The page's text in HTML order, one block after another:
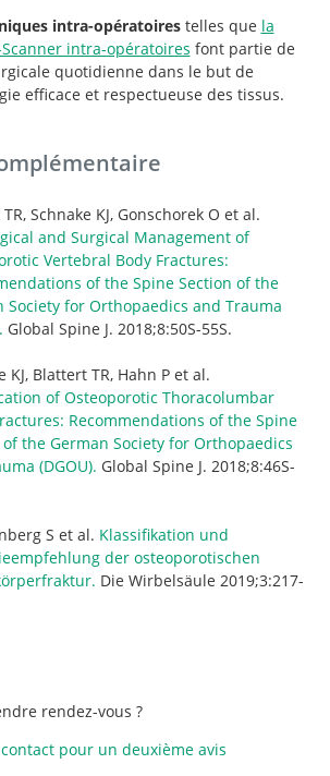
intra-opératoirestelles que la
intra-opératoires font partie de
quotidienne dans le but de
efficace et respectueuse des tissus.
Schnake KJ, Gonschorek O et al.
and Surgical Management of
Vertebral Body Fractures:
of the Spine Section of the
Society for Orthopaedics and Trauma
Global Spine J. 2018;8:50S-55S.
KJ, Blattert TR, Hahn P et al.
of Osteoporotic Thoracolumbar
Recommendations of the Spine
the German Society for Orthopaedics
(DGOU). Global Spine J. 2018;8:46S-
S et al. Klassifikation und
der osteoporotischen
Die Wirbelsäule 2019;3:217-
rendez-vous ?
pour un deuxième avis